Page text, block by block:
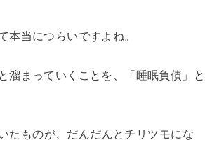
当につらいですよね。
まっていくことを、「睡眠負債」と
たものが、だんだんとチリツモにな